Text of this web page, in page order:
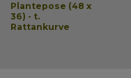
Plantepose (48 x
36) - t.
Rattankurve